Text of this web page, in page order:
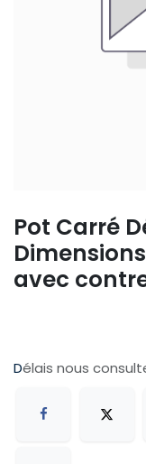
Pot Carré
avec
Délais nous